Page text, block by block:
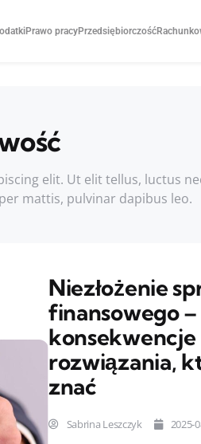
Prawo pracyPrzedsiębiorczość
elit. Ut elit tellus, luctus
mattis, pulvinar dapibus leo.
Niezłożenie
finansowego –
rozwiązania,
znać
Sabrina Leszczyk 2025-